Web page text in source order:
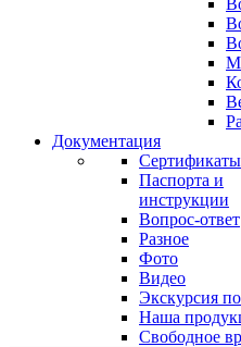
Документация
Сертификаты
Паспорта и
инструкции
Вопрос-ответ
Разное
Фото
Видео
Экскурсия
Наша
Свободное